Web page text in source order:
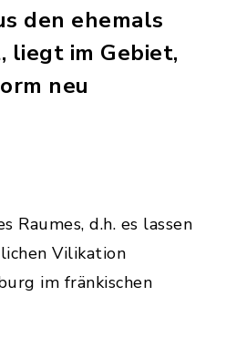
den ehemals
liegt im Gebiet,
neu
Raumes, d.h. es lassen
Vilikation
im fränkischen